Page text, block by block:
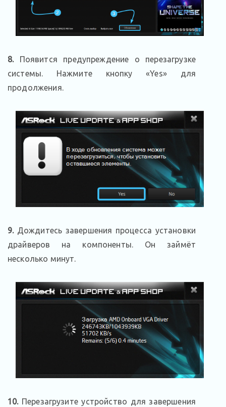
8.Появится предупреждение о перезагрузке
системы. Нажмите кнопку «Yes» для
продолжения.
9.Дождитесь завершения процесса установки
драйверов на компоненты. Он займёт
несколько минут.
10.Перезагрузите устройство для завершения